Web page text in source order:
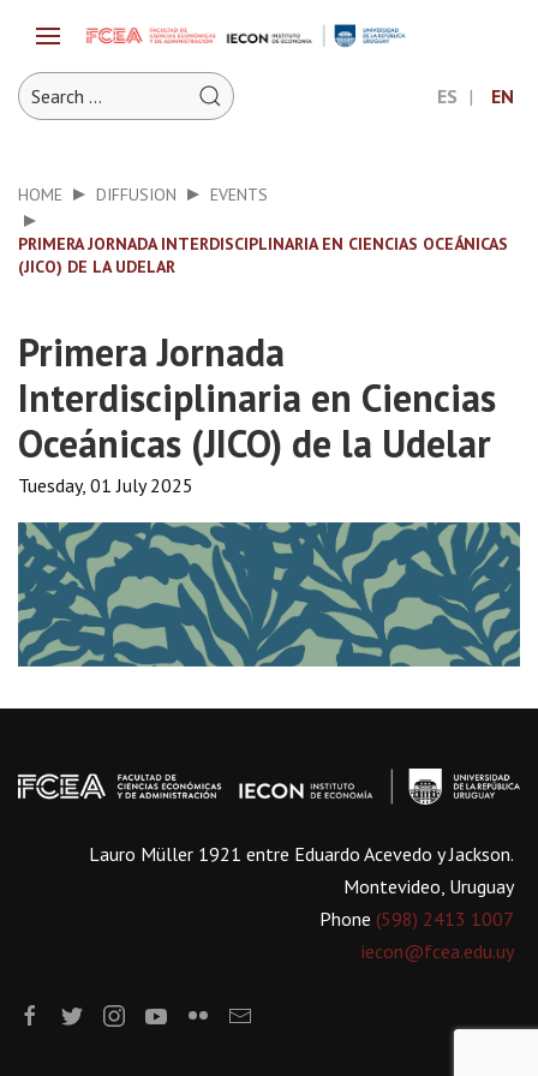
ES EN
HOME DIFFUSION EVENTS
PRIMERA JORNADA INTERDISCIPLINARIA EN CIENCIAS OCEÁNICAS
(JICO) DE LA UDELAR
Primera Jornada
Interdisciplinaria en Ciencias
Oceánicas (JICO) de la Udelar
Tuesday, 01 July 2025
Lauro Müller 1921 entre Eduardo Acevedo y Jackson.
Montevideo, Uruguay
Phone (598) 2413 1007
iecon@fcea.edu.uy